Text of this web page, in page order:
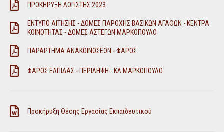
ΠΡΟΚΗΡΥΞΗ ΛΟΓΙΣΤΗΣ 2023
ΕΝΤΥΠΟ ΑΙΤΗΣΗΣ - ΔΟΜΕΣ ΠΑΡΟΧΗΣ ΒΑΣΙΚΩΝ ΑΓΑΘΩΝ - ΚΕΝΤΡΑ
ΚΟΙΝΟΤΗΤΑΣ - ΔΟΜΕΣ ΑΣΤΕΓΩΝ ΜΑΡΚΟΠΟΥΛΟ
ΠΑΡΑΡΤΗΜΑ ΑΝΑΚΟΙΝΩΣΕΩΝ - ΦΑΡΟΣ
ΦΑΡΟΣ ΕΛΠΙΔΑΣ - ΠΕΡΙΛΗΨΗ - ΚΛ ΜΑΡΚΟΠΟΥΛΟ
Προκήρυξη Θέσης Εργασίας Εκπαιδευτικού